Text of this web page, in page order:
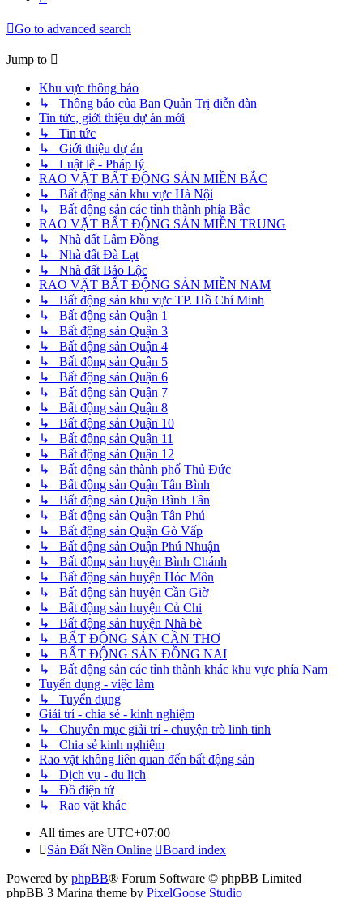
Go to advanced search
Jump to
Khu vực thông báo
↳ Thông báo của Ban Quản Trị diễn đàn
Tin tức, giới thiệu dự án mới
↳ Tin tức
↳ Giới thiệu dự án
↳ Luật lệ - Pháp lý
RAO VẶT BẤT ĐỘNG SẢN MIỀN BẮC
↳ Bất động sản khu vực Hà Nội
↳ Bất động sản các tỉnh thành phía Bắc
RAO VẶT BẤT ĐỘNG SẢN MIỀN TRUNG
↳ Nhà đất Lâm Đồng
↳ Nhà đất Đà Lạt
↳ Nhà đất Bảo Lộc
RAO VẶT BẤT ĐỘNG SẢN MIỀN NAM
↳ Bất động sản khu vực TP. Hồ Chí Minh
↳ Bất động sản Quận 1
↳ Bất động sản Quận 3
↳ Bất động sản Quận 4
↳ Bất động sản Quận 5
↳ Bất động sản Quận 6
↳ Bất động sản Quận 7
↳ Bất động sản Quận 8
↳ Bất động sản Quận 10
↳ Bất động sản Quận 11
↳ Bất động sản Quận 12
↳ Bất động sản thành phố Thủ Đức
↳ Bất động sản Quận Tân Bình
↳ Bất động sản Quận Bình Tân
↳ Bất động sản Quận Tân Phú
↳ Bất động sản Quận Gò Vấp
↳ Bất động sản Quận Phú Nhuận
↳ Bất động sản huyện Bình Chánh
↳ Bất động sản huyện Hóc Môn
↳ Bất động sản huyện Cần Giờ
↳ Bất động sản huyện Củ Chi
↳ Bất động sản huyện Nhà bè
↳ BẤT ĐỘNG SẢN CẦN THƠ
↳ BẤT ĐỘNG SẢN ĐỒNG NAI
↳ Bất động sản các tỉnh thành khác khu vực phía Nam
Tuyển dụng - việc làm
↳ Tuyển dụng
Giải trí - chia sẻ - kinh nghiệm
↳ Chuyên mục giải trí - chuyện trò linh tinh
↳ Chia sẻ kinh nghiệm
Rao vặt không liên quan đến bất động sản
↳ Dịch vụ - du lịch
↳ Đồ điện tử
↳ Rao vặt khác
All times are UTC+07:00
Sàn Đất Nền Online
Board index
Powered by phpBB® Forum Software © phpBB Limited
phpBB 3 Marina theme by PixelGoose Studio